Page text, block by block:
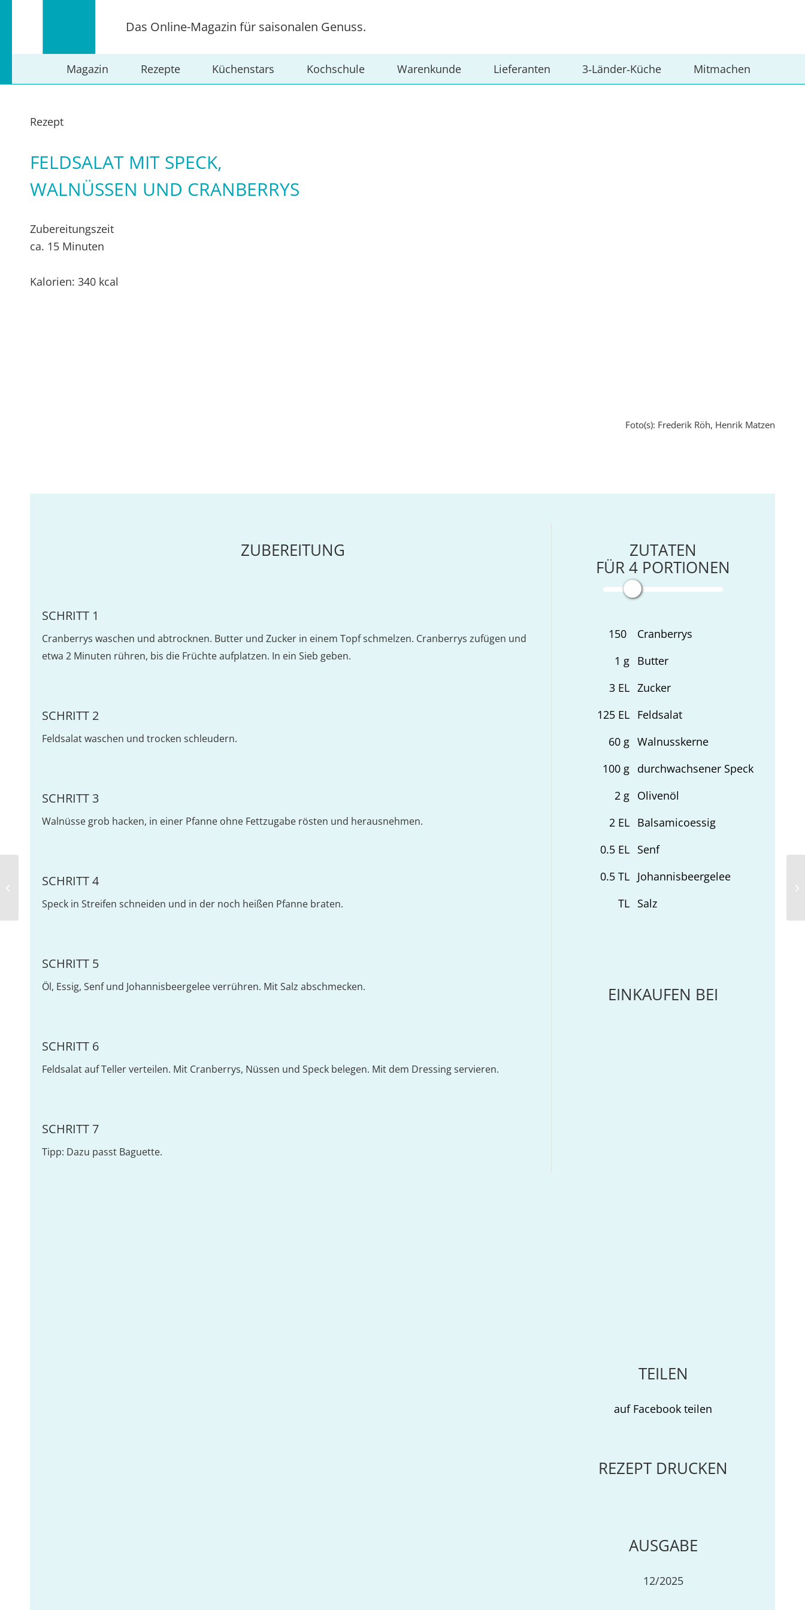
Das Online-Magazin für saisonalen Genuss.
Magazin Rezepte Küchenstars Kochschule Warenkunde Lieferanten 3‑Länder‑Küche Mitmachen
Rezept
FELDSALAT MIT SPECK,
WALNÜSSEN UND CRANBERRYS
Foto(s): Frederik Röh, Henrik Matzen
Zubereitungszeit
ca. 15 Minuten
Kalorien: 340 kcal
ZUBEREITUNG
SCHRITT 1
Cranberrys waschen und abtrocknen. Butter und Zucker in einem Topf schmelzen. Cranberrys zufügen und
etwa 2 Minuten rühren, bis die Früchte aufplatzen. In ein Sieb geben.
SCHRITT 2
Feldsalat waschen und trocken schleudern.
SCHRITT 3
Walnüsse grob hacken, in einer Pfanne ohne Fettzugabe rösten und herausnehmen.
SCHRITT 4
Speck in Streifen schneiden und in der noch heißen Pfanne braten.
SCHRITT 5
Öl, Essig, Senf und Johannisbeergelee verrühren. Mit Salz abschmecken.
SCHRITT 6
Feldsalat auf Teller verteilen. Mit Cranberrys, Nüssen und Speck belegen. Mit dem Dressing servieren.
SCHRITT 7
Tipp: Dazu passt Baguette.
ZUTATEN
FÜR4 PORTIONEN
150
Cranberrys
1 g Butter
3EL Zucker
125EL Feldsalat
60g Walnusskerne
100g durchwachsener Speck
2g Olivenöl
2EL Balsamicoessig
0.5EL Senf
0.5TL Johannisbeergelee
TL Salz
EINKAUFEN BEI
TEILEN
auf Facebook teilen
REZEPT DRUCKEN
AUSGABE
12/2025
Wrap mit Feldsalat und geräucherter